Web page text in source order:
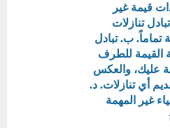
قيمة غير
تنازلات
تماماً. ب. تبادل
القيمة للطرف
عليك، والعكس
أي تنازلات. د.
غير المهمة